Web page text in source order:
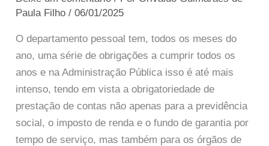
Paula Filho/06/01/2025
O departamento pessoal tem, todos os meses do
ano, uma série de obrigações a cumprir todos os
anos e na Administração Pública isso é até mais
intenso, tendo em vista a obrigatoriedade de
prestação de contas não apenas para a previdência
social, o imposto de renda e o fundo de garantia por
tempo de serviço, mas também para os órgãos de